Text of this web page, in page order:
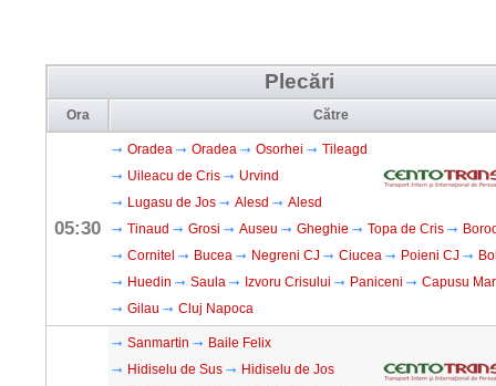
Plecări
Ora Către
05:30
Oradea Oradea Osorhei
Tileagd
Uileacu de Cris
Urvind
Lugasu de Jos
Alesd
Alesd
Tinaud
Grosi Auseu Gheghie Topa de Cris
Cornitel
Bucea Negreni CJ Ciucea Poieni CJ
Huedin
Saula Izvoru Crisului Paniceni
Capusu
Gilau
Cluj Napoca
Sanmartin
Baile Felix
Hidiselu de Sus
Hidiselu de Jos